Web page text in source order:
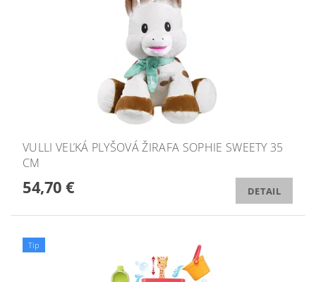
VULLI VEĽKÁ PLYŠOVÁ ŽIRAFA SOPHIE SWEETY 35
CM
54,70 € DETAIL
Tip